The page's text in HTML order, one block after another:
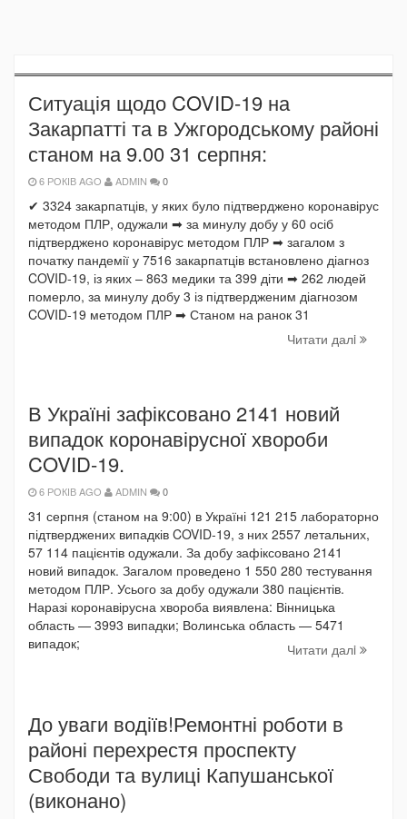
Ситуація щодо COVID-19 на
Закарпатті та в Ужгородському районі
станом на 9.00 31 серпня:
6 РОКІВ AGO ADMIN 0
✔ 3324 закарпатців, у яких було підтверджено коронавірус
методом ПЛР, одужали ➡ за минулу добу у 60 осіб
підтверджено коронавірус методом ПЛР ➡ загалом з
початку пандемії у 7516 закарпатців встановлено діагноз
COVID-19, із яких – 863 медики та 399 діти ➡ 262 людей
померло, за минулу добу 3 із підтвердженим діагнозом
COVID-19 методом ПЛР ➡ Станом на ранок 31
Читати далi
В Україні зафіксовано 2141 новий
випадок коронавірусної хвороби
COVID-19.
6 РОКІВ AGO ADMIN 0
31 серпня (станом на 9:00) в Україні 121 215 лабораторно
підтверджених випадків COVID-19, з них 2557 летальних,
57 114 пацієнтів одужали. За добу зафіксовано 2141
новий випадок. Загалом проведено 1 550 280 тестування
методом ПЛР. Усього за добу одужали 380 пацієнтів.
Наразі коронавірусна хвороба виявлена: Вінницька
область — 3993 випадки; Волинська область — 5471
випадок;
Читати далi
До уваги водіїв!Ремонтні роботи в
районі перехрестя проспекту
Свободи та вулиці Капушанської
(виконано)